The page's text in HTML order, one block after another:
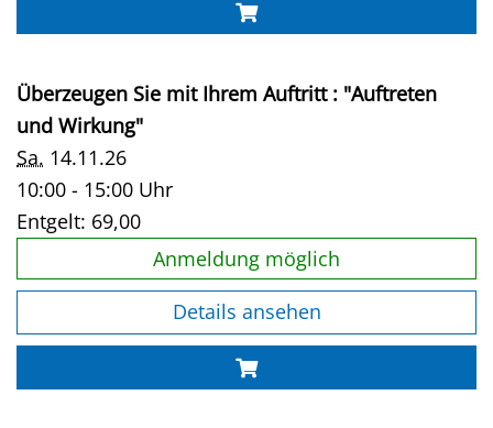
Überzeugen Sie mit Ihrem Auftritt : "Auftreten
und Wirkung"
Sa. 14.11.26
10:00 - 15:00 Uhr
Entgelt: 69,00
Anmeldung möglich
Details ansehen